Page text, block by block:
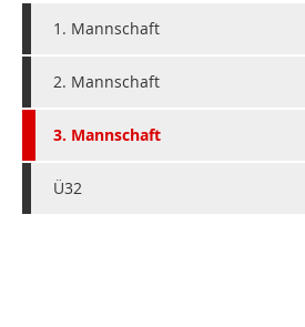
1. Mannschaft
2. Mannschaft
3. Mannschaft
Ü32